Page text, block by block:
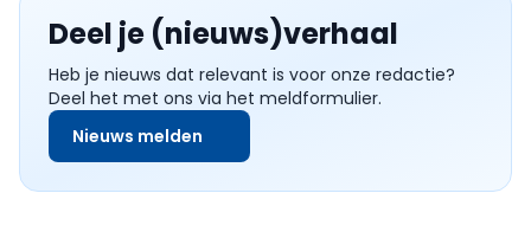
Deel je (nieuws)verhaal
Heb je nieuws dat relevant is voor onze redactie?
Deel het met ons via het meldformulier.
Nieuws melden